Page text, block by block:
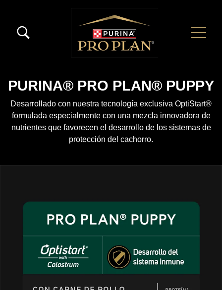
Menú Secundario Pro Plan
Menú Principal Pro Plan
PURINA® PRO PLAN® PUPPY
Desarrollado con nuestra tecnología exclusiva OptiStart®
formulada especialmente con una mezcla innovadora de
nutrientes que favorecen el desarrollo de los sistemas de
protección del cachorro.